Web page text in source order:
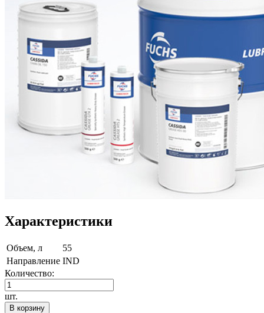
Характеристики
Объем, л
55
Направление IND
Количество:
шт.
В корзину